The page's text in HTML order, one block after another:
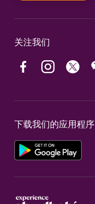
关注我们
下载我们的应用程序